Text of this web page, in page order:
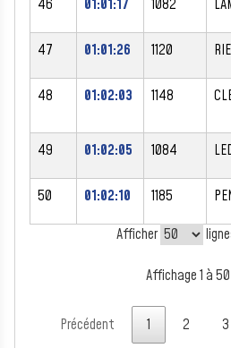
46 01:01:17 1082
47 01:01:26 1120
48 01:02:03 1148
49 01:02:05 1084
50 01:02:10 1185
Afficher
Affichage 1 à
Précédent 1 2 3